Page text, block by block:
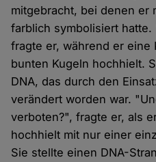
mitgebracht, bei denen er
farblich symbolisiert
fragte er, während er eine
bunten Kugeln hochhielt.
DNA, das durch den
verändert worden war.
verboten?", fragte er, als
hochhielt mit nur einer
Sie stellte einen DNA-